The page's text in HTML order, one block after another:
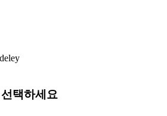
택하세요